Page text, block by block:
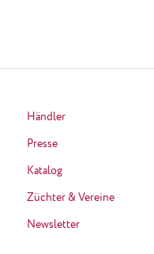
Händler
Presse
Katalog
Züchter & Vereine
Newsletter